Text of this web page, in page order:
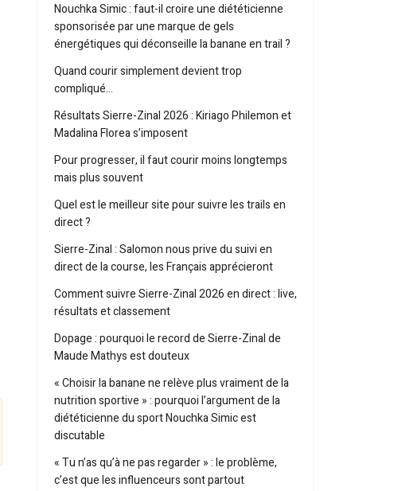
Nouchka Simic : faut-il croire une diététicienne
sponsorisée par une marque de gels
énergétiques qui déconseille la banane en trail ?
Quand courir simplement devient trop
compliqué…
Résultats Sierre-Zinal 2026 : Kiriago Philemon et
Madalina Florea s’imposent
Pour progresser, il faut courir moins longtemps
mais plus souvent
Quel est le meilleur site pour suivre les trails en
direct ?
Sierre-Zinal : Salomon nous prive du suivi en
direct de la course, les Français apprécieront
Comment suivre Sierre-Zinal 2026 en direct : live,
résultats et classement
Dopage : pourquoi le record de Sierre-Zinal de
Maude Mathys est douteux
« Choisir la banane ne relève plus vraiment de la
nutrition sportive » : pourquoi l’argument de la
diététicienne du sport Nouchka Simic est
discutable
« Tu n’as qu’à ne pas regarder » : le problème,
c’est que les influenceurs sont partout